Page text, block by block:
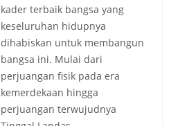
kader terbaik bangsa yang
keseluruhan hidupnya
dihabiskan untuk membangun
bangsa ini. Mulai dari
perjuangan fisik pada era
kemerdekaan hingga
perjuangan terwujudnya